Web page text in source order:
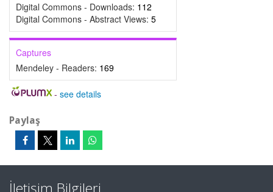
Digital Commons - Downloads: 112
Digital Commons - Abstract Views: 5
Captures
Mendeley - Readers: 169
- see details
Paylaş
İletişim Bilgileri